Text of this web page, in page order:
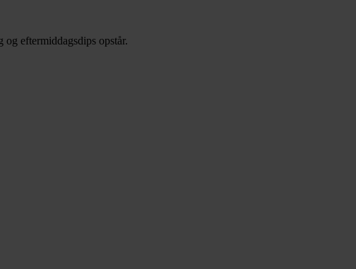
eftermiddagsdips opstår.